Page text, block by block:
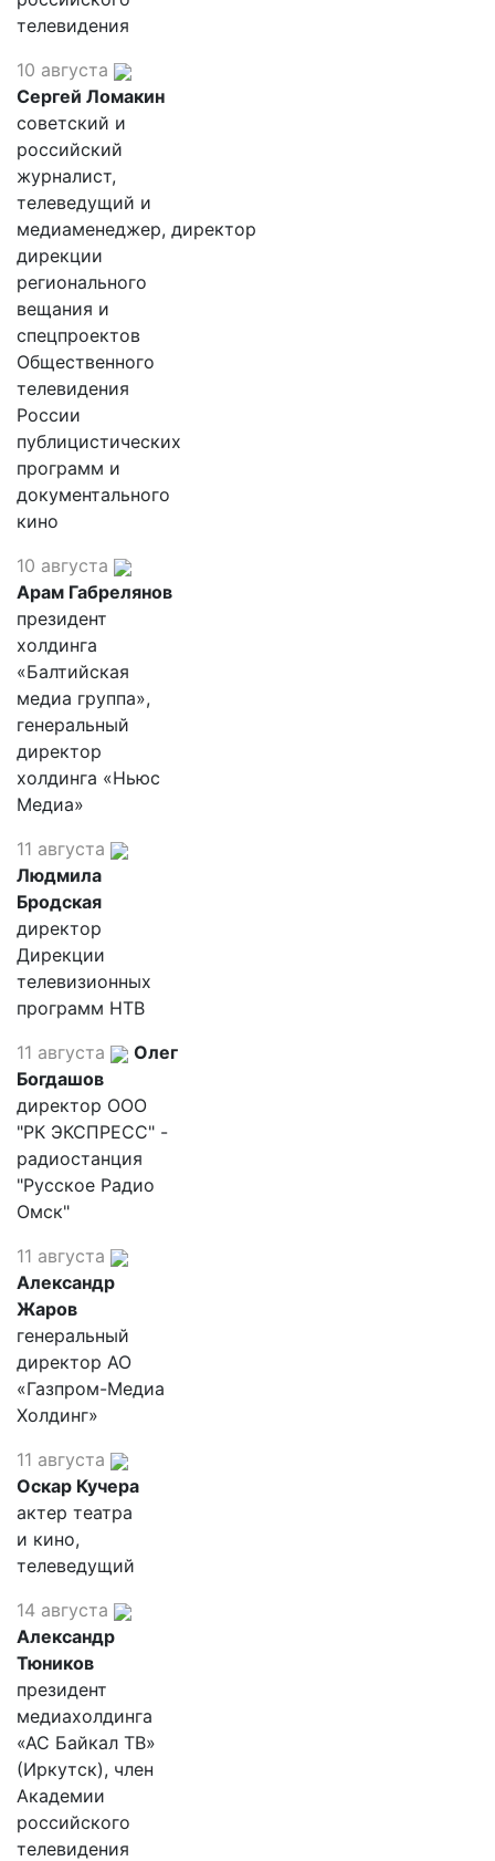
телевидения
10 августа
Сергей Ломакин
советский и
российский
журналист,
телеведущий и
медиаменеджер, директор
дирекции
регионального
вещания и
спецпроектов
Общественного
телевидения
России
публицистических
программ и
документального
кино
10 августа
Арам Габрелянов
президент
холдинга
«Балтийская
медиа группа»,
генеральный
директор
холдинга «Ньюс
Медиа»
11 августа
Людмила
Бродская
директор
Дирекции
телевизионных
программ НТВ
11 августа
Олег
Богдашов
директор ООО
"РК ЭКСПРЕСС" -
радиостанция
"Русское Радио
Омск"
11 августа
Александр
Жаров
генеральный
директор АО
«Газпром-Медиа
Холдинг»
11 августа
Оскар Кучера
актер театра
и кино,
телеведущий
14 августа
Александр
Тюников
президент
медиахолдинга
«АС Байкал ТВ»
(Иркутск), член
Академии
российского
телевидения